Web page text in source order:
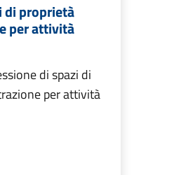
di proprietà
per attività
di spazi di
per attività